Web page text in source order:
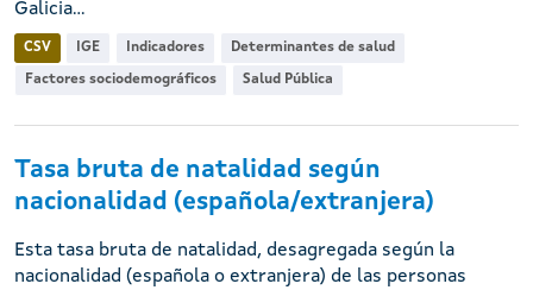
Galicia...
CSV IGE Indicadores Determinantes de salud
Factores sociodemográficos Salud Pública
Tasa bruta de natalidad según
nacionalidad (española/extranjera)
Esta tasa bruta de natalidad, desagregada según la
nacionalidad (española o extranjera) de las personas